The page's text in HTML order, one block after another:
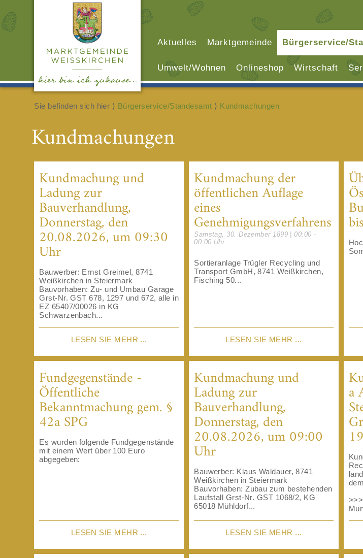
Aktuelles Marktgemeinde Bürgerservice/
Umwelt/Wohnen Onlineshop Wirtschaft
Sie befinden sich hier ⟩ Bürgerservice/Standesamt ⟩ Kundmachungen
Kundmachungen
Kundmachung und
Ladung zur
Bauverhandlung,
Donnerstag, den
20.08.2026, um 09:30
Uhr
Bauwerber: Ernst Greimel, 8741
Weißkirchen in Steiermark
Bauvorhaben: Zu- und Umbau Garage
Grst-Nr. GST 678, 1297 und 672, alle in
EZ 65407/00026 in KG
Schwarzenbach...
LESEN SIE MEHR ...
Kundmachung der
öffentlichen Auflage
eines
Genehmigungsverfahrens
Samstag, 30. Dezember 1899 | 00:00 -
00:00 Uhr
Sortieranlage Trügler Recycling und
Transport GmbH, 8741 Weißkirchen,
Fisching 50...
LESEN SIE MEHR ...
Fundgegenstände -
Öffentliche
Bekanntmachung gem. §
42a SPG
Es wurden folgende Fundgegenstände
mit einem Wert über 100 Euro
abgegeben:
LESEN SIE MEHR ...
Kundmachung und
Ladung zur
Bauverhandlung,
Donnerstag, den
20.08.2026, um 09:00
Uhr
Bauwerber: Klaus Waldauer, 8741
Weißkirchen in Steiermark
Bauvorhaben: Zubau zum bestehenden
Laufstall Grst-Nr. GST 1068/2, KG
65018 Mühldorf...
LESEN SIE MEHR ...
a